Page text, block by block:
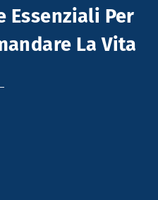
Essenziali Per
La Vita